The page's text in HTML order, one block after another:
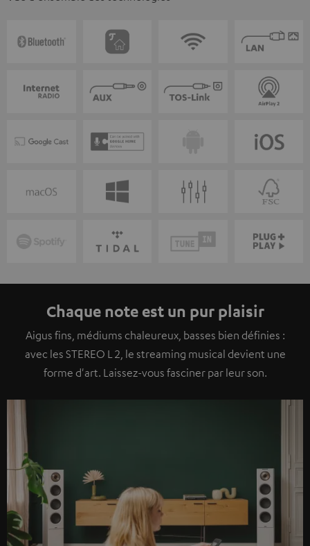
Chaque note est un pur plaisir
Aigus fins, médiums chaleureux, basses bien définies :
avec les STEREO L 2, le streaming musical devient une
forme d'art. Laissez-vous fasciner par leur son.